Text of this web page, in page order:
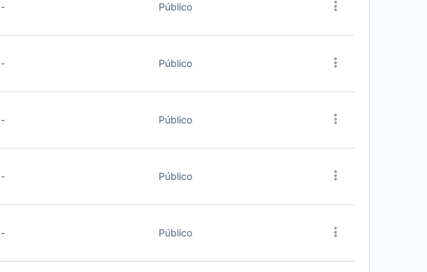
- Público
- Público
- Público
- Público
- Público